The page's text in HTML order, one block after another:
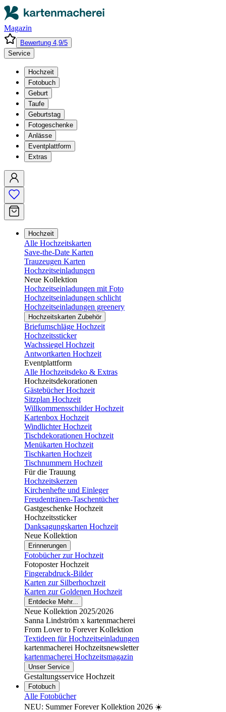
Magazin
Bewertung 4,9/5
Service
Hochzeit
Fotobuch
Geburt
Taufe
Geburtstag
Fotogeschenke
Anlässe
Eventplattform
Extras
Hochzeit
Alle Hochzeitskarten
Save-the-Date Karten
Trauzeugen Karten
Hochzeitseinladungen
Neue Kollektion
Hochzeitseinladungen mit Foto
Hochzeitseinladungen schlicht
Hochzeitseinladungen greenery
Hochzeitskarten Zubehör
Briefumschläge Hochzeit
Hochzeitssticker
Wachssiegel Hochzeit
Antwortkarten Hochzeit
Eventplattform
Alle Hochzeitsdeko & Extras
Hochzeitsdekorationen
Gästebücher Hochzeit
Sitzplan Hochzeit
Willkommensschilder Hochzeit
Kartenbox Hochzeit
Windlichter Hochzeit
Tischdekorationen Hochzeit
Menükarten Hochzeit
Tischkarten Hochzeit
Tischnummern Hochzeit
Für die Trauung
Hochzeitskerzen
Kirchenhefte und Einleger
Freudentränen-Taschentücher
Gastgeschenke Hochzeit
Hochzeitssticker
Danksagungskarten Hochzeit
Neue Kollektion
Erinnerungen
Fotobücher zur Hochzeit
Fotoposter Hochzeit
Fingerabdruck-Bilder
Karten zur Silberhochzeit
Karten zur Goldenen Hochzeit
Entdecke Mehr...
Neue Kollektion 2025/2026
Sanna Lindström x kartenmacherei
From Lover to Forever Kollektion
Textideen für Hochzeitseinladungen
kartenmacherei Hochzeitsnewsletter
kartenmacherei Hochzeitsmagazin
Unser Service
Gestaltungsservice Hochzeit
Fotobuch
Alle Fotobücher
NEU: Summer Forever Kollektion 2026 ☀️